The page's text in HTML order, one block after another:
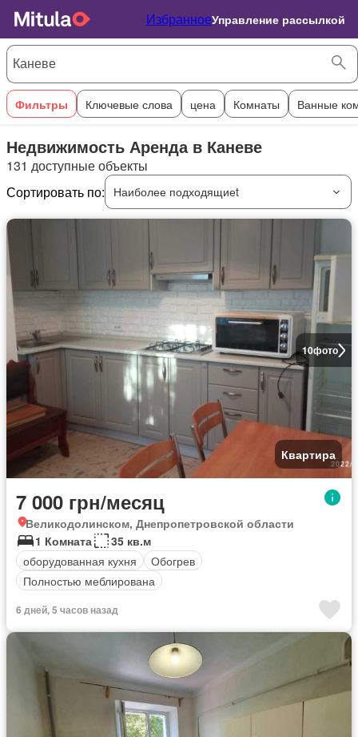
ИзбранноеУправление рассылкой
Фильтры Ключевые слова цена Комнаты Ванные
Недвижимость Аренда в Каневе
131 доступные объекты
Сортировать по:
Наиболее подходящиеt
10фото
Квартира
7 000 грн/месяц
Великодолинском, Днепропетровской области
1 Комната
35 кв.м
оборудованная кухня
Обогрев
Полностью меблирована
6 дней, 5 часов назад